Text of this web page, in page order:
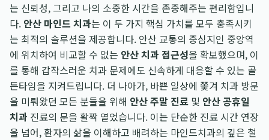
는 신뢰성, 그리고 나의 소중한 시간을 존중해주는 편리함입니
다. 안산 마인드 치과는 이 두 가지 핵심 가치를 모두 충족시키
는 최적의 솔루션을 제공합니다. 안산 교통의 중심지인 중앙역
에 위치하여 비교할 수 없는 안산 치과 접근성을 확보했으며, 이
를 통해 갑작스러운 치과 문제에도 신속하게 대응할 수 있는 골
든타임을 지켜드립니다. 더 나아가, 바쁜 일상에 쫓겨 치과 방문
을 미뤄왔던 모든 분들을 위해 안산 주말 진료 및 안산 공휴일
치과 진료의 문을 활짝 열었습니다. 이는 단순한 진료 시간 연장
을 넘어, 환자의 삶을 이해하고 배려하는 마인드치과의 깊은 철